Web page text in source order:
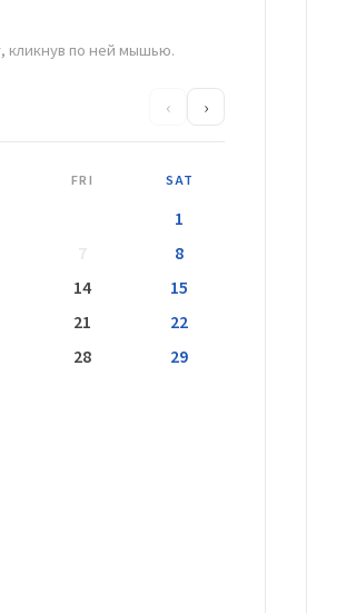
кликнув по ней мышью.
‹ ›
FRI SAT
1
8
14
15
21
22
28
29